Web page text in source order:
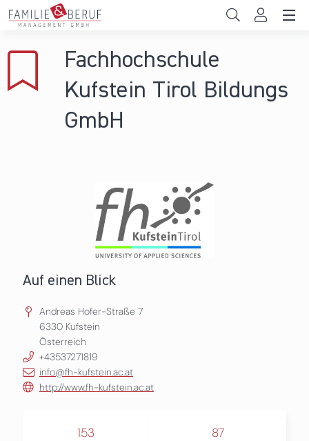
Direkt zum Inhalt
Gemeinden
Hochschulen
Fachhochschule
Kufstein Tirol Bildungs
GmbH
Auf einen Blick
Andreas Hofer-Straße 7
6330 Kufstein
Österreich
+43537271819
info@fh-kufstein.ac.at
http://www.fh-kufstein.ac.at
153 87